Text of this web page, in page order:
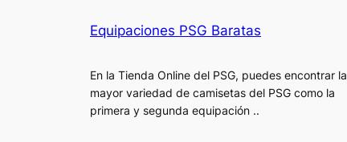
Equipaciones PSG Baratas
En la Tienda Online del PSG, puedes encontrar la
mayor variedad de camisetas del PSG como la
primera y segunda equipación ..